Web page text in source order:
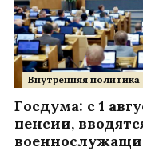
Внутренняя политика
Госдума: с 1
пенсии,